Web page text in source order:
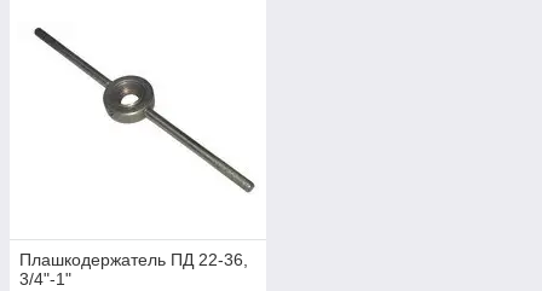
Плашкодержатель ПД 22-36,
3/4"-1"